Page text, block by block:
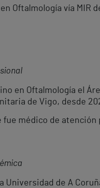
Oftalmología vía MIR
en Oftalmología el
de Vigo, desde
fue médico de atención
Universidad de A